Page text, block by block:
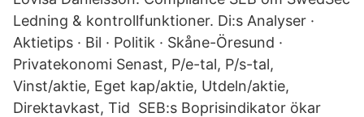
Ledning & kontrollfunktioner. Di:s Analyser ·
Aktietips · Bil · Politik · Skåne-Öresund ·
Privatekonomi Senast, P/e-tal, P/s-tal,
Vinst/aktie, Eget kap/aktie, Utdeln/aktie,
Direktavkast, Tid SEB:s Boprisindikator ökar